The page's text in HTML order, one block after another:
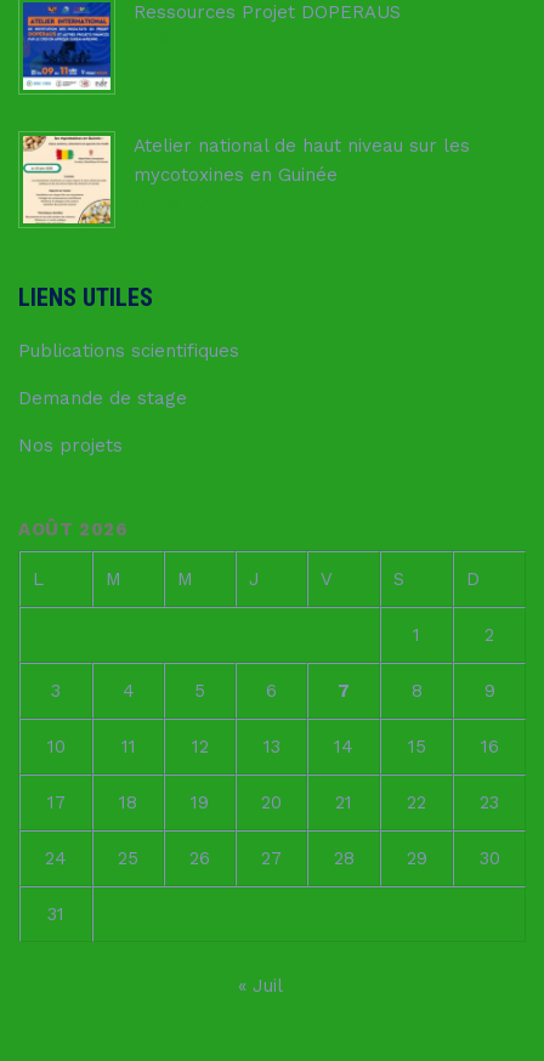
Ressources Projet DOPERAUS
Atelier national de haut niveau sur les
mycotoxines en Guinée
LIENS UTILES
Publications scientifiques
Demande de stage
Nos projets
AOÛT 2026
L M M J V S D
1 2
3 4 5 6 7 8 9
10 11 12 13 14 15 16
17 18 19 20 21 22 23
24 25 26 27 28 29 30
31
« Juil